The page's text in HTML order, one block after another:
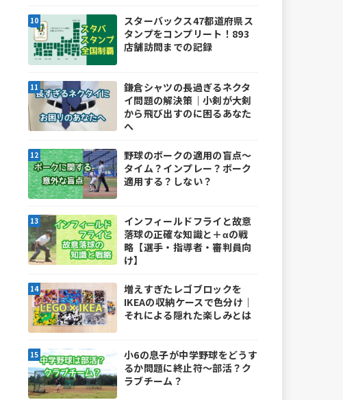
スターバックス47都道府県ス
タンプをコンプリート！893
店舗訪問までの記録
鎌倉シャツの長過ぎるネクタ
イ問題の解決策｜小剣が大剣
から飛び出すのに困るあなた
へ
野球のボークの適用の盲点～
タイム？インプレー？ボーク
適用する？しない？
インフィールドフライと故意
落球の正確な知識と＋αの戦
略【選手・指導者・審判員向
け】
増えすぎたレゴブロックを
IKEAの収納ケースで色分け｜
それによる隠れた楽しみとは
小6の息子が中学野球をどうす
るか問題に終止符～部活？ク
ラブチーム？